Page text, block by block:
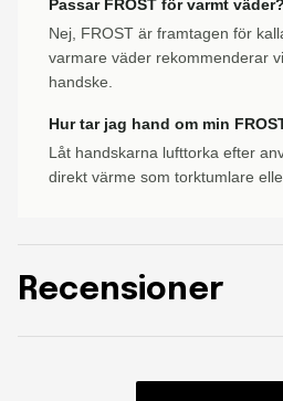
Passar FROST för varmt väder?
Nej, FROST är framtagen för
varmare väder rekommenderar
handske.
Hur tar jag hand om min
Låt handskarna lufttorka efter
direkt värme som torktumlare
Recensioner